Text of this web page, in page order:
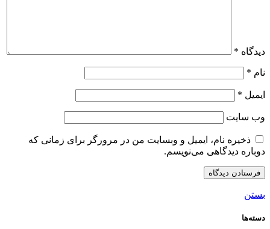
دیدگاه *
نام *
ایمیل *
وب‌ سایت
ذخیره نام، ایمیل و وبسایت من در مرورگر برای زمانی که
دوباره دیدگاهی می‌نویسم.
بستن
دسته‌ها